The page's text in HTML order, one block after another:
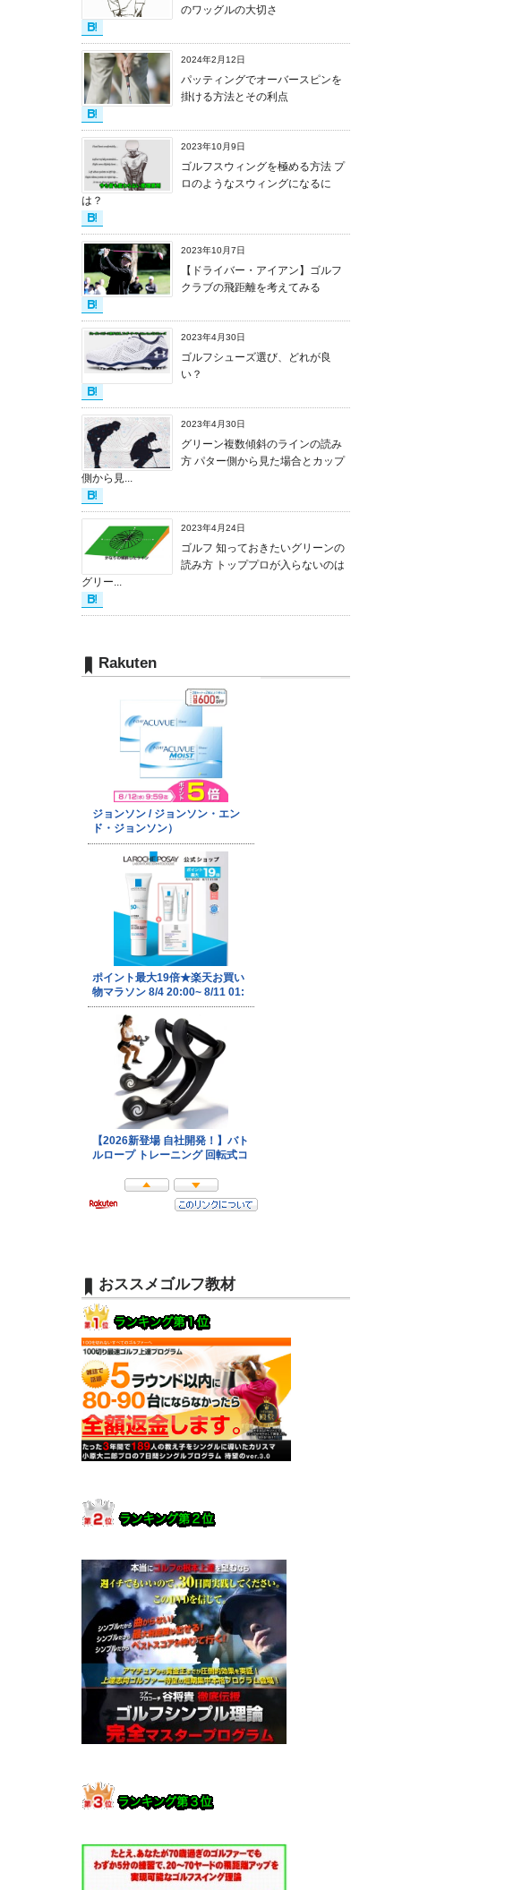
のワッグルの大切さ
2024年2月12日
パッティングでオーバースピンを
掛ける方法とその利点
2023年10月9日
ゴルフスウィングを極める方法 プ
ロのようなスウィングになるに
は？
2023年10月7日
【ドライバー・アイアン】ゴルフ
クラブの飛距離を考えてみる
2023年4月30日
ゴルフシューズ選び、どれが良
い？
2023年4月30日
グリーン複数傾斜のラインの読み
方 パター側から見た場合とカップ
側から見...
2023年4月24日
ゴルフ 知っておきたいグリーンの
読み方 トッププロが入らないのは
グリー...
Rakuten
おススメゴルフ教材